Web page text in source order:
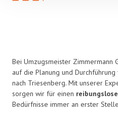
Bei Umzugsmeister Zimmermann
auf die Planung und
nach Triesenberg. Mit unserer
sorgen wir für einen
Bedürfnisse immer an erster